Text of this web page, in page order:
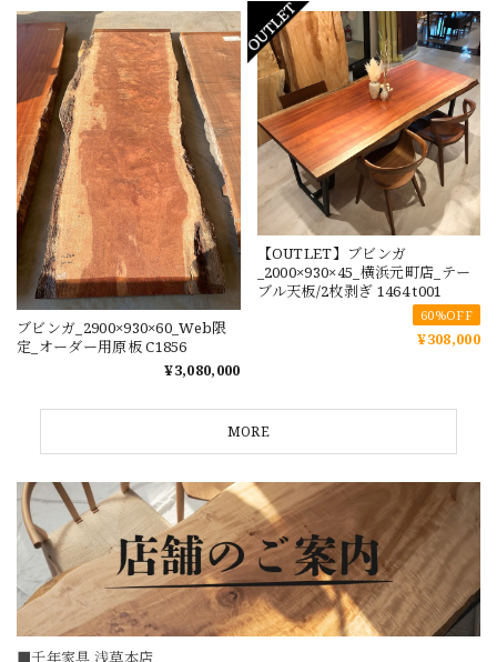
■千年家具 浅草本店
ブビンガ_2900×930×60_Web限
定_オーダー用原板 C1856
¥3,080,000
【OUTLET】ブビンガ
_2000×930×45_横浜元町店_テー
ブル天板/2枚剥ぎ 1464 t001
60%OFF
¥308,000
MORE